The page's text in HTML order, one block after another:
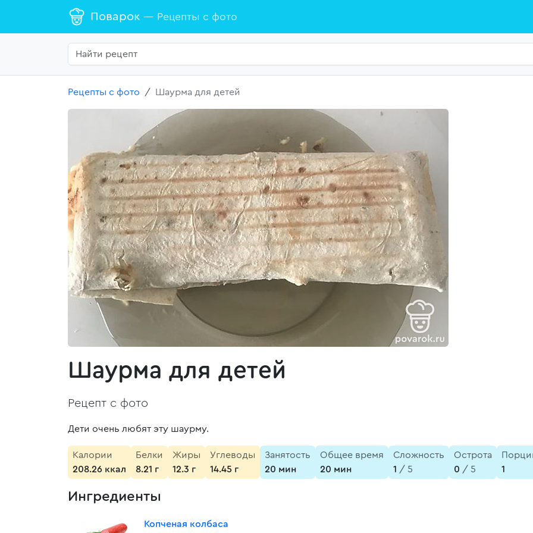
Поварок — Рецепты с фото
Рецепты с фото Шаурма для детей
Шаурма для детей
Рецепт с фото
Дети очень любят эту шаурму.
Калории
208.26 ккал
Белки
8.21 г
Жиры
12.3 г
Углеводы
14.45 г
Занятость
20 мин
Общее время
20 мин
Сложность
1 / 5
Острота
0 / 5
1
Ингредиенты
Копченая колбаса